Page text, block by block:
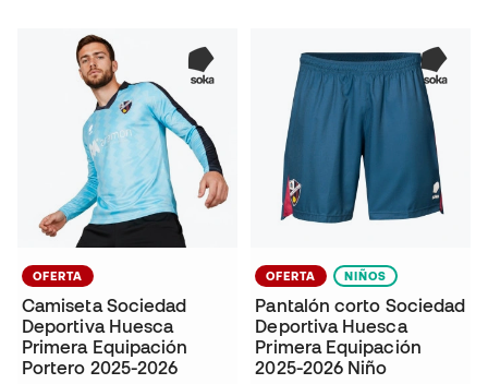
OFERTA
Camiseta Sociedad
Deportiva Huesca
Primera Equipación
Portero 2025-2026
OFERTA NIÑOS
Pantalón corto Sociedad
Deportiva Huesca
Primera Equipación
2025-2026 Niño